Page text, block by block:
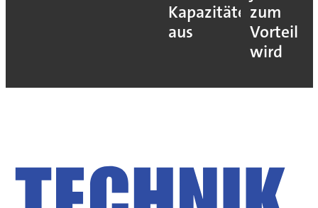
Kapazitäten
aus
zum
Vorteil
wird